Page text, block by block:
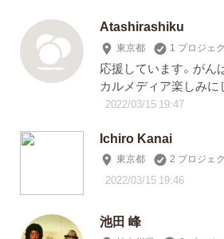
Atashirashiku
東京都 1 プロジェ
応援しています。がん
カルメディア楽しみに
2022/03/15 19:47
Ichiro Kanai
東京都 2 プロジェ
2022/03/15 19:46
池田 峰